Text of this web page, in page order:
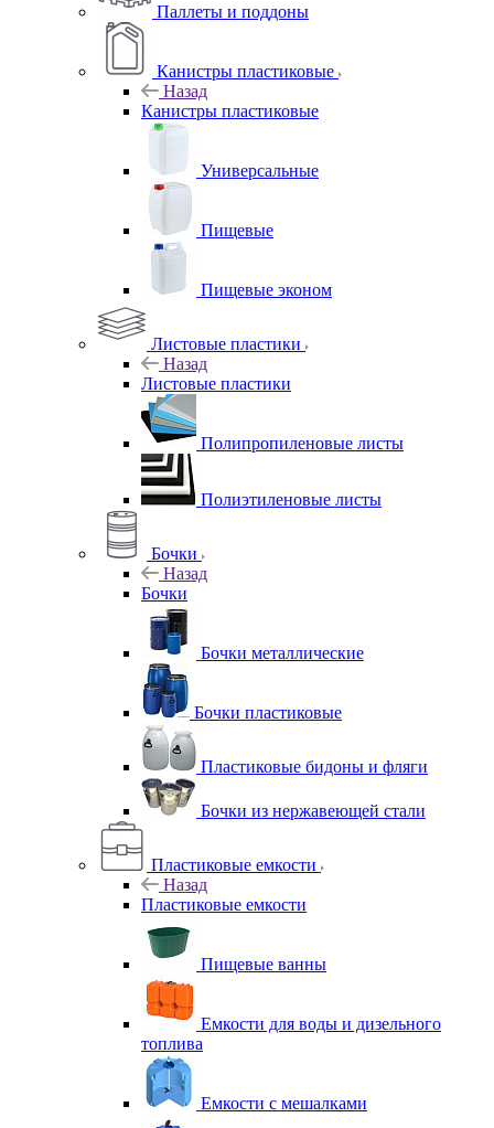
Паллеты и поддоны
Канистры пластиковые
Назад
Канистры пластиковые
Универсальные
Пищевые
Пищевые эконом
Листовые пластики
Назад
Листовые пластики
Полипропиленовые листы
Полиэтиленовые листы
Бочки
Назад
Бочки
Бочки металлические
Бочки пластиковые
Пластиковые бидоны и фляги
Бочки из нержавеющей стали
Пластиковые емкости
Назад
Пластиковые емкости
Пищевые ванны
Емкости для воды и дизельного
топлива
Емкости с мешалками